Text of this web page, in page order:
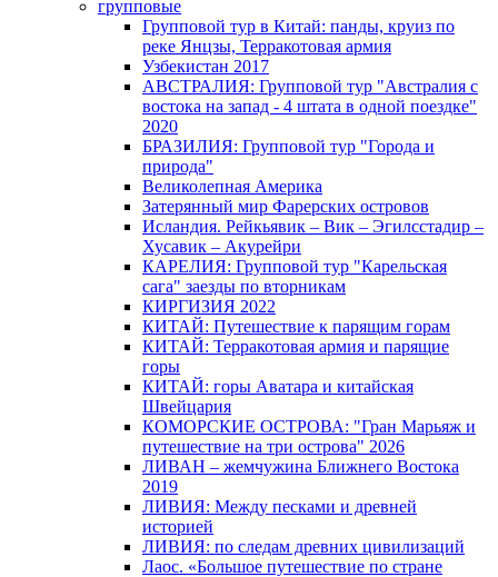
групповые
Групповой тур в Китай: панды, круиз по
реке Янцзы, Терракотовая армия
Узбекистан 2017
АВСТРАЛИЯ: Групповой тур "Австралия с
востока на запад - 4 штата в одной поездке"
2020
БРАЗИЛИЯ: Групповой тур "Города и
природа"
Великолепная Америка
Затерянный мир Фарерских островов
Исландия. Рейкьявик – Вик – Эгилсстадир –
Хусавик – Акурейри
КАРЕЛИЯ: Групповой тур "Карельская
сага" заезды по вторникам
КИРГИЗИЯ 2022
КИТАЙ: Путешествие к парящим горам
КИТАЙ: Терракотовая армия и парящие
горы
КИТАЙ: горы Аватара и китайская
Швейцария
КОМОРСКИЕ ОСТРОВА: "Гран Марьяж и
путешествие на три острова" 2026
ЛИВАН – жемчужина Ближнего Востока
2019
ЛИВИЯ: Между песками и древней
историей
ЛИВИЯ: по следам древних цивилизаций
Лаос. «Большое путешествие по стране